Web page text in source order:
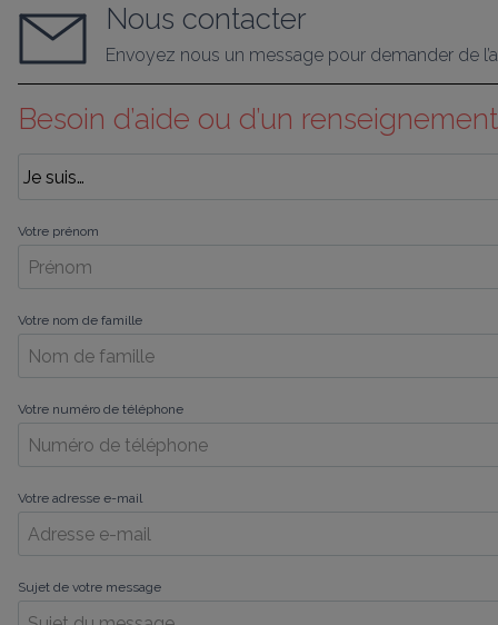
Nous contacter
Envoyez nous un message pour demander de
Besoin d’aide ou d’un
Votre prénom
Votre nom de famille
Votre numéro de téléphone
Votre adresse e-mail
Sujet de votre message